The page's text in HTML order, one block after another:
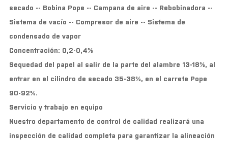
secado -- Bobina Pope -- Campana de aire -- Rebobinadora --
Sistema de vacío -- Compresor de aire -- Sistema de
condensado de vapor
Concentración: 0,2-0,4%
Sequedad del papel al salir de la parte del alambre 13-18%, al
entrar en el cilindro de secado 35-38%, en el carrete Pope
90-92%.
Servicio y trabajo en equipo
Nuestro departamento de control de calidad realizará una
inspección de calidad completa para garantizar la alineación